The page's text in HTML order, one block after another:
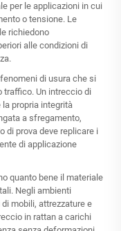
per le applicazioni in cui
o tensione. Le
richiedono
alle condizioni di
di usura che si
traffico. Un intreccio di
propria integrità
a sfregamento,
di prova deve replicare i
di applicazione
quanto bene il materiale
Negli ambienti
mobili, attrezzature e
in rattan a carichi